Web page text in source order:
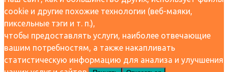
cookie и другие похожие технологии (веб-маяки,
пиксельные тэги и т. п.),
чтобы предоставлять услуги, наиболее отвечающие
вашим потребностям, а также накапливать
статистическую информацию для анализа и улучшения